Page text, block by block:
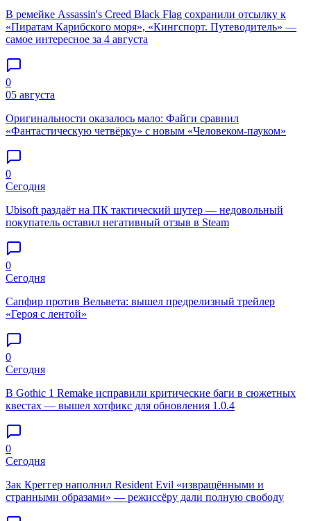
В ремейке Assassin's Creed Black Flag сохранили отсылку к
«Пиратам Карибского моря», «Кингспорт. Путеводитель» —
самое интересное за 4 августа
0
05 августа
Оригинальности оказалось мало: Файги сравнил
«Фантастическую четвёрку» с новым «Человеком-пауком»
0
Сегодня
Ubisoft раздаёт на ПК тактический шутер — недовольный
покупатель оставил негативный отзыв в Steam
0
Сегодня
Сапфир против Вельвета: вышел предрелизный трейлер
«Героя с лентой»
0
Сегодня
В Gothic 1 Remake исправили критические баги в сюжетных
квестах — вышел хотфикс для обновления 1.0.4
0
Сегодня
Зак Креггер наполнил Resident Evil «извращёнными и
странными образами» — режиссёру дали полную свободу